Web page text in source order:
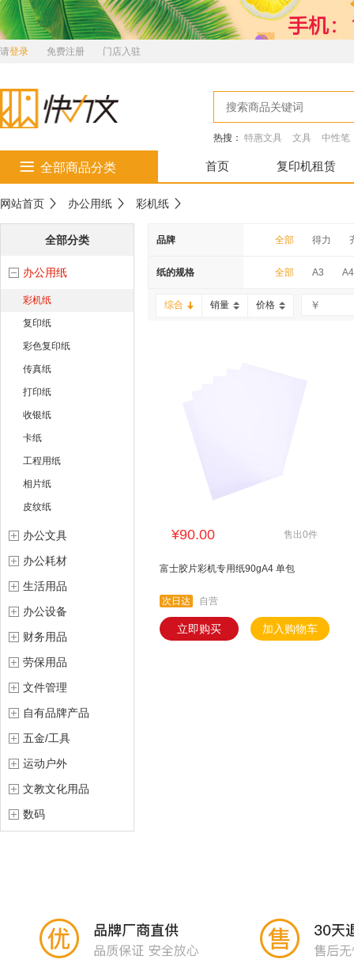
请登录 免费注册 门店入驻
热搜： 特惠文具 文具 中性笔
全部商品分类 首页 复印机租赁
网站首页 办公用纸 彩机纸
全部分类
办公用纸
彩机纸
复印纸
彩色复印纸
传真纸
打印纸
收银纸
卡纸
工程用纸
相片纸
皮纹纸
办公文具
办公耗材
生活用品
办公设备
财务用品
劳保用品
文件管理
自有品牌产品
五金/工具
运动户外
文教文化用品
数码
品牌 全部 得力
万彩 百旺
世纪天章
纸的规格 全部 A3 A4
综合 销量 价格
¥90.00 售出0件
富士胶片彩机专用纸90gA4 单包
次日达 自营
立即购买 加入购物车